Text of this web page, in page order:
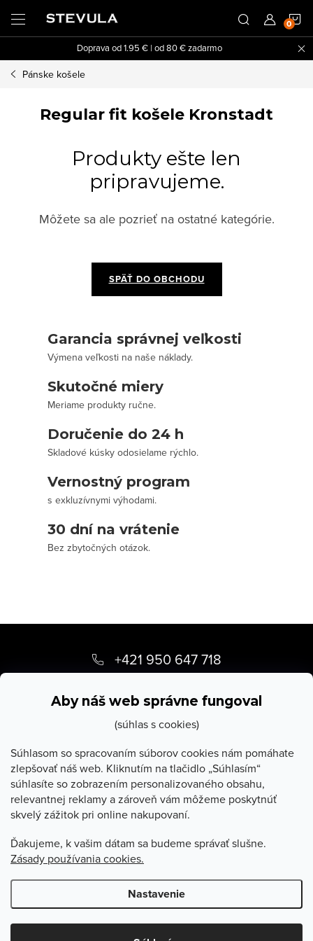
Aby náš web správne fungoval
(súhlas s cookies)
Súhlasom so spracovaním súborov cookies nám pomáhate
zlepšovať náš web. Kliknutím na tlačidlo „Súhlasím“
súhlasíte so zobrazením personalizovaného obsahu,
relevantnej reklamy a zároveň vám môžeme poskytnúť
skvelý zážitok pri online nakupovaní.
Ďakujeme, k vašim dátam sa budeme správať slušne.
Zásady používania cookies.
Nastavenie
obsah
Doprava od 1.95 € | od 80 € zadarmo
Pánske košele
Regular fit košele Kronstadt
Produkty ešte len
pripravujeme.
Môžete sa ale pozrieť na ostatné kategórie.
SPÄŤ DO OBCHODU
Garancia správnej veľkosti
Výmena veľkosti na naše náklady.
Skutočné miery
Meriame produkty ručne.
Doručenie do 24 h
Skladové kúsky odosielame rýchlo.
Vernostný program
s exkluzívnymi výhodami.
30 dní na vrátenie
Bez zbytočných otázok.
p
+421 950 647 718
O Stevula
Poradňa
Copyright 2026Stevula.sk. Všetky práva vyhradené.Upraviť
nastavenie cookies